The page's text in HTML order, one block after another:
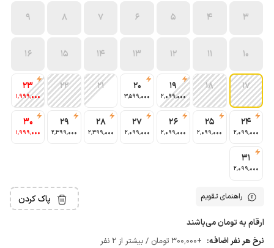
3
4
5
6
7
8
9
10
11
12
13
14
15
16
17
18
19
2٬099٬000
20
3٬599٬000
21
22
23
1٬999٬000
24
2٬099٬000
25
2٬099٬000
26
2٬099٬000
27
2٬099٬000
28
2٬399٬000
29
2٬399٬000
30
1٬999٬000
31
2٬099٬000
راهنمای تقویم پاک کردن
ارقام به تومان می‌باشند
نرخ هر نفر اضافه: +300٬000 تومان / بیشتر از 2 نفر